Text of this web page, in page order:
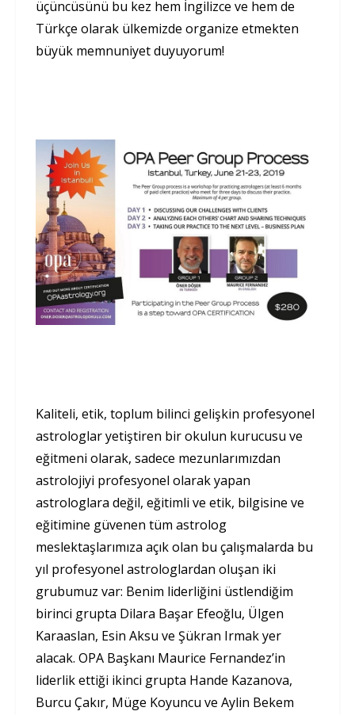
üçüncüsünü bu kez hem İngilizce ve hem de
Türkçe olarak ülkemizde organize etmekten
büyük memnuniyet duyuyorum!
Kaliteli, etik, toplum bilinci gelişkin profesyonel
astrologlar yetiştiren bir okulun kurucusu ve
eğitmeni olarak, sadece mezunlarımızdan
astrolojiyi profesyonel olarak yapan
astrologlara değil, eğitimli ve etik, bilgisine ve
eğitimine güvenen tüm astrolog
meslektaşlarımıza açık olan bu çalışmalarda bu
yıl profesyonel astrologlardan oluşan iki
grubumuz var: Benim liderliğini üstlendiğim
birinci grupta Dilara Başar Efeoğlu, Ülgen
Karaaslan, Esin Aksu ve Şükran Irmak yer
alacak. OPA Başkanı Maurice Fernandez’in
liderlik ettiği ikinci grupta Hande Kazanova,
Burcu Çakır, Müge Koyuncu ve Aylin Bekem